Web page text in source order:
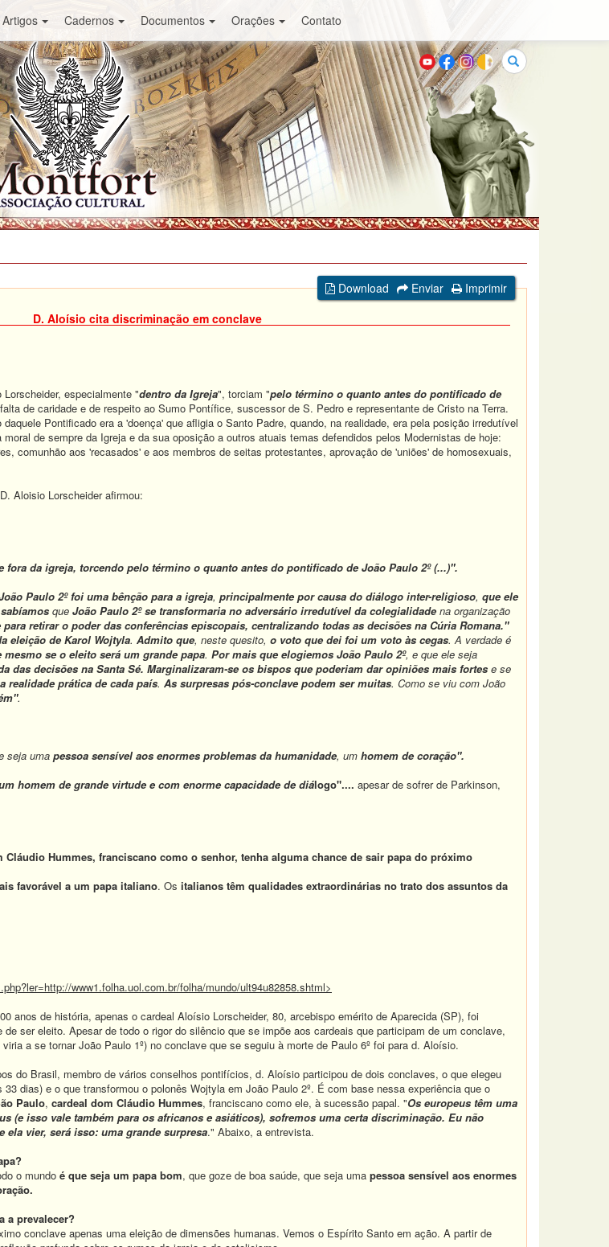
Artigos Cadernos Documentos Orações Contato
Buscar
Download Enviar
Imprimir
D. Aloísio cita discriminação em conclave
especialmente "dentro da Igreja", torciam "pelo término o quanto antes do pontificado de
de caridade e de respeito ao Sumo Pontífice, suscessor de S. Pedro e representante de Cristo na Terra.
Pontificado era a 'doença' que afligia o Santo Padre, quando, na realidade, era pela posição irredutível
de sempre da Igreja e da sua oposição a outros atuais temas defendidos pelos Modernistas de hoje:
comunhão aos 'recasados' e aos membros de seitas protestantes, aprovação de 'uniões' de homosexuais,
Aloisio Lorscheider afirmou:
fora da igreja, torcendo pelo término o quanto antes do pontificado de João Paulo 2º (...)".
Paulo 2º foi uma bênção para a igreja, principalmente por causa do diálogo inter-religioso, que ele
que João Paulo 2º se transformaria no adversário irredutível da colegialidade na organização
retirar o poder das conferências episcopais, centralizando todas as decisões na Cúria Romana."
eleição de Karol Wojtyla. Admito que, neste quesito, o voto que dei foi um voto às cegas. A verdade é
mesmo se o eleito será um grande papa. Por mais que elogiemos João Paulo 2º, e que ele seja
das decisões na Santa Sé. Marginalizaram-se os bispos que poderiam dar opiniões mais fortes e se
realidade prática de cada país. As surpresas pós-conclave podem ser muitas. Como se viu com João
.
seja uma pessoa sensível aos enormes problemas da humanidade, um homem de coração".
homem de grande virtude e com enorme capacidade de diálogo".... apesar de sofrer de Parkinson,
Hummes, franciscano como o senhor, tenha alguma chance de sair papa do próximo
favorável a um papa italiano. Os italianos têm qualidades extraordinárias no trato dos assuntos da
www1.folha.uol.com.br/folha/mundo/ult94u82858.shtml>
anos de história, apenas o cardeal Aloísio Lorscheider, 80, arcebispo emérito de Aparecida (SP), foi
ser eleito. Apesar de todo o rigor do silêncio que se impõe aos cardeais que participam de um conclave,
a se tornar João Paulo 1º) no conclave que se seguiu à morte de Paulo 6º foi para d. Aloísio.
do Brasil, membro de vários conselhos pontifícios, d. Aloísio participou de dois conclaves, o que elegeu
dias) e o que transformou o polonês Wojtyla em João Paulo 2º. É com base nessa experiência que o
Paulo, cardeal dom Cláudio Hummes, franciscano como ele, à sucessão papal. "Os europeus têm uma
(e isso vale também para os africanos e asiáticos), sofremos uma certa discriminação. Eu não
ela vier, será isso: uma grande surpresa." Abaixo, a entrevista.
o mundo é que seja um papa bom, que goze de boa saúde, que seja uma pessoa sensível aos enormes
a prevalecer?
conclave apenas uma eleição de dimensões humanas. Vemos o Espírito Santo em ação. A partir de